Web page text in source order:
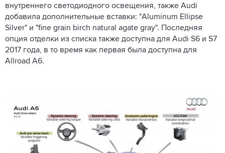
внутреннего светодиодного освещения, также Audi
добавила дополнительные вставки: "Aluminum Ellipse
Silver" и "fine grain birch natural agate gray". Последняя
опция отделки из списка также доступна для Audi S6 и S7
2017 года, в то время как первая была доступна для
Allroad A6.